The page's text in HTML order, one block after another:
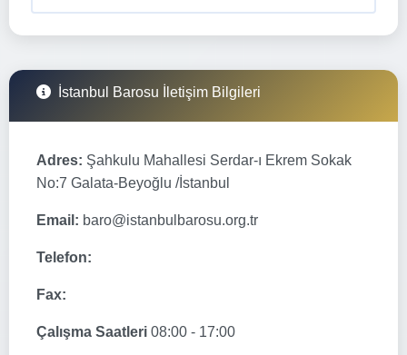
İstanbul Barosu İletişim Bilgileri
Adres: Şahkulu Mahallesi Serdar-ı Ekrem Sokak
No:7 Galata-Beyoğlu /İstanbul
Email: baro@istanbulbarosu.org.tr
Telefon:
Fax:
Çalışma Saatleri 08:00 - 17:00